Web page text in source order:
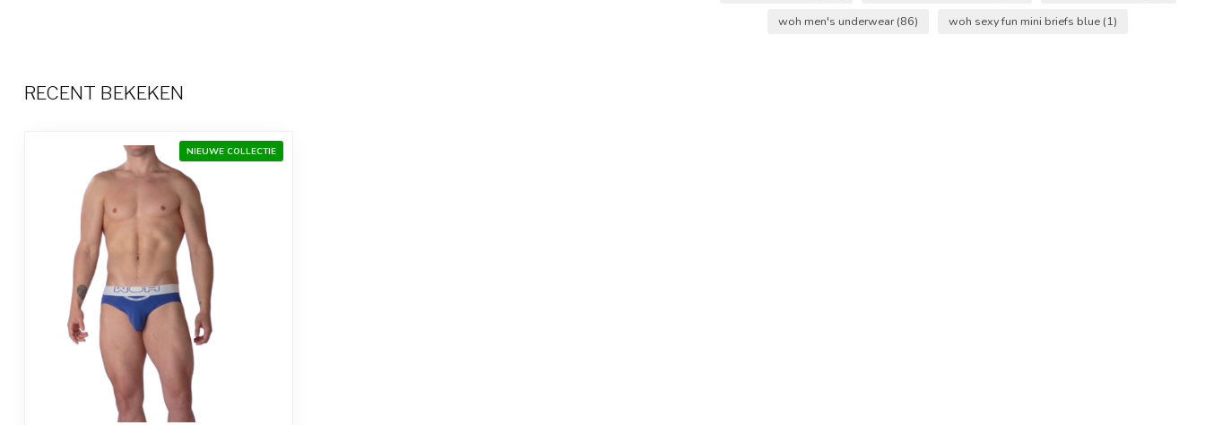
woh men's underwear(86) woh sexy fun mini briefs blue (1)
RECENT BEKEKEN
NIEUWE COLLECTIE